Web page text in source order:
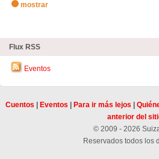
mostrar
Flux RSS
Eventos
Cuentos Eventos Para ir más lejos
anterior del
© 2009 - 2026
Reservados todos los